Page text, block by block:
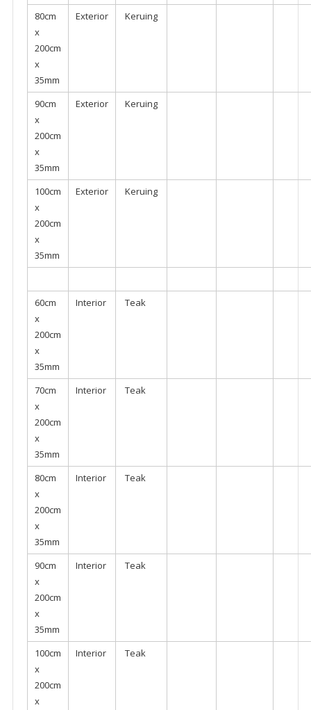
80cm
x
200cm
x
35mm
Exterior Keruing
90cm
x
200cm
x
35mm
Exterior Keruing
100cm
x
200cm
x
35mm
Exterior Keruing
60cm
x
200cm
x
35mm
Interior Teak
70cm
x
200cm
x
35mm
Interior Teak
80cm
x
200cm
x
35mm
Interior Teak
90cm
x
200cm
x
35mm
Interior Teak
100cm
x
200cm
x
Interior Teak